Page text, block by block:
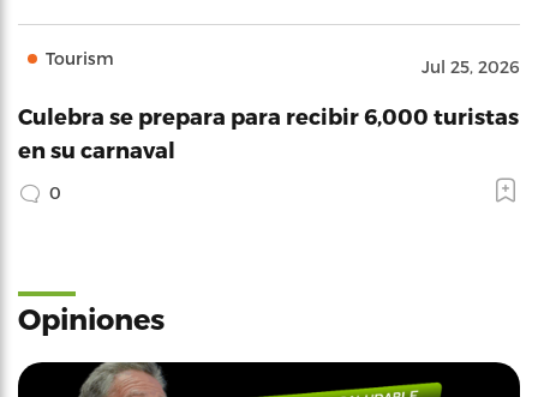
Tourism Jul 25, 2026
Culebra se prepara para recibir 6,000 turistas
en su carnaval
0
Opiniones